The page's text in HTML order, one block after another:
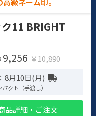
級ネーム印。
11 BRIGHT
9,256 ￥10,890
8月10日(月)
クト（手渡し）
品詳細・ご注文